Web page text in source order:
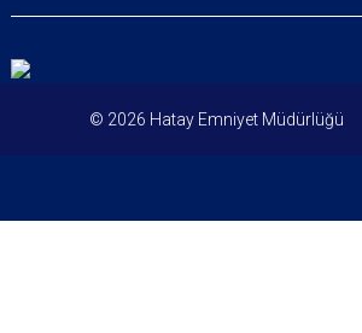
© 2026 Hatay Emniyet Müdürlüğü